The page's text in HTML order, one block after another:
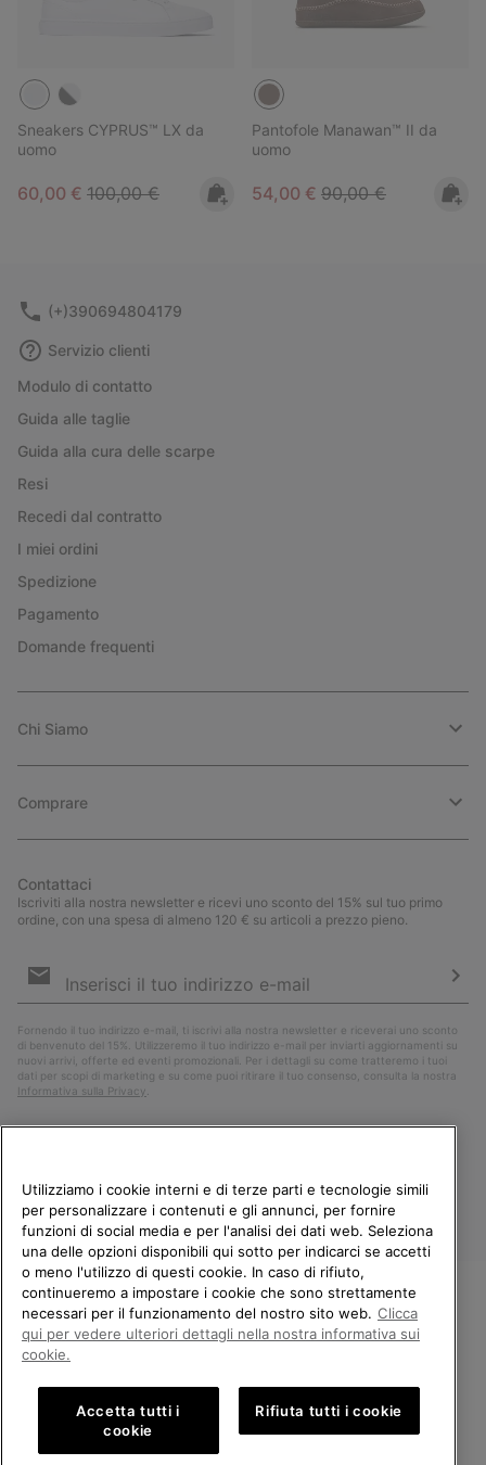
Sneakers CYPRUS™ LX da
uomo
Sale price:
60,00 € Regular price:
100,00 €
Pantofole Manawan™ II da
uomo
Sale price:
54,00 € Regular price:
90,00 €
(+)390694804179
Servizio clienti
Modulo di contatto
Guida alle taglie
Guida alla cura delle scarpe
Resi
Recedi dal contratto
I miei ordini
Spedizione
Pagamento
Domande frequenti
Chi Siamo
Comprare
Contattaci
Iscriviti alla nostra newsletter e ricevi uno sconto del 15% sul tuo primo
ordine, con una spesa di almeno 120 € su articoli a prezzo pieno.
e-
Fornendo il tuo indirizzo e-mail, ti iscrivi alla nostra newsletter e riceverai uno sconto
di benvenuto del 15%. Utilizzeremo il tuo indirizzo e-mail per inviarti aggiornamenti su
nuovi arrivi, offerte ed eventi promozionali. Per i dettagli su come tratteremo i tuoi
dati per scopi di marketing e su come puoi ritirare il tuo consenso, consulta la nostra
Informativa sulla Privacy
Italia
©2026Columbia Sportswear Company. Avenue des Morgines, 12 1213
Petit-Lancy Switzerland. Tutti i diritti riservati.
Politica sulla privacy Termini di utilizzo
Condizioni Generali di Vendita
Public CBCR
BENVENUTO/A IN SOREL.
SELEZIONA IL TUO PAESE DI
Shopping online disponibile
Utilizziamo i cookie interni e di terze parti e tecnologie simili
per personalizzare i contenuti e gli annunci, per fornire
funzioni di social media e per l'analisi dei dati web. Seleziona
una delle opzioni disponibili qui sotto per indicarci se accetti
o meno l'utilizzo di questi cookie. In caso di rifiuto,
continueremo a impostare i cookie che sono strettamente
necessari per il funzionamento del nostro sito web. Clicca
qui per vedere ulteriori dettagli nella nostra informativa sui
cookie.
Accetta tutti i
cookie
Rifiuta tutti i cookie